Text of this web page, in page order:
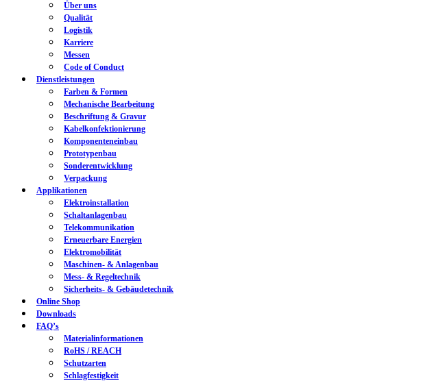
Über uns
Qualität
Logistik
Karriere
Messen
Code of Conduct
Dienstleistungen
Farben & Formen
Mechanische Bearbeitung
Beschriftung & Gravur
Kabelkonfektionierung
Komponenteneinbau
Prototypenbau
Sonderentwicklung
Verpackung
Applikationen
Elektroinstallation
Schaltanlagenbau
Telekommunikation
Erneuerbare Energien
Elektromobilität
Maschinen- & Anlagenbau
Mess- & Regeltechnik
Sicherheits- & Gebäudetechnik
Online Shop
Downloads
FAQ’s
Materialinformationen
RoHS / REACH
Schutzarten
Schlagfestigkeit